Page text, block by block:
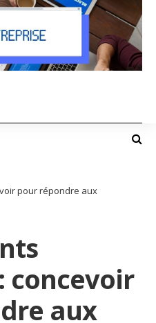
pour répondre aux
concevoir
aux